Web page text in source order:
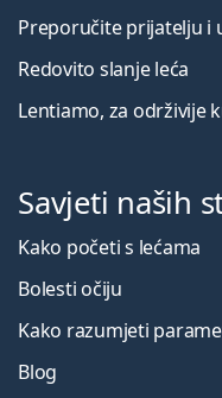
Preporučite prijatelju i
Redovito slanje leća
Lentiamo, za održivije
Savjeti naših
Kako početi s lećama
Bolesti očiju
Kako razumjeti
Blog